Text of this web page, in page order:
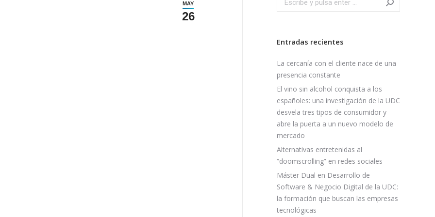
MAY
26
Entradas recientes
La cercanía con el cliente nace de una
presencia constante
El vino sin alcohol conquista a los
españoles: una investigación de la UDC
desvela tres tipos de consumidor y
abre la puerta a un nuevo modelo de
mercado
Alternativas entretenidas al
“doomscrolling” en redes sociales
Máster Dual en Desarrollo de
Software & Negocio Digital de la UDC:
la formación que buscan las empresas
tecnológicas